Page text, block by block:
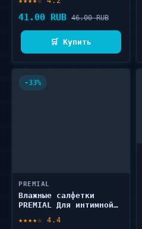
41.00 RUB 46.00 RUB
🛒 Купить
-33%
PREMIAL
Влажные салфетки
PREMIAL Для интимной
кислотой 20 шт
★★★★☆ 4.4